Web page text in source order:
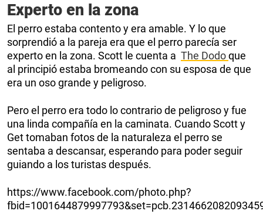
Experto en la zona
El perro estaba contento y era amable. Y lo que
sorprendió a la pareja era que el perro parecía ser
experto en la zona. Scott le cuenta a The Dodoque
al principió estaba bromeando con su esposa de que
era un oso grande y peligroso.
Pero el perro era todo lo contrario de peligroso y fue
una linda compañía en la caminata. CuandoScott y
Get tomaban fotos de la naturaleza el perro se
sentaba a descansar, esperando para poder seguir
guiando a los turistas después.
https://www.facebook.com/photo.php?